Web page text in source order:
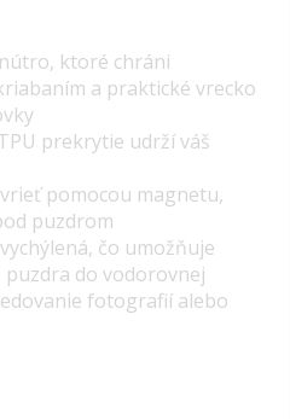
ktoré chráni
a praktické vrecko
prekrytie udrží váš
pomocou magnetu,
puzdrom
čo umožňuje
do vodorovnej
fotografií alebo